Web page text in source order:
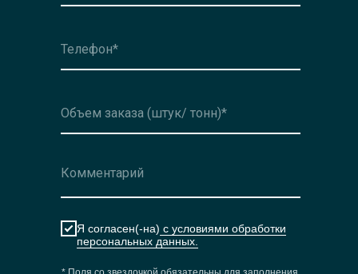
Я согласен(-на) с условиями обработки
персональных данных.